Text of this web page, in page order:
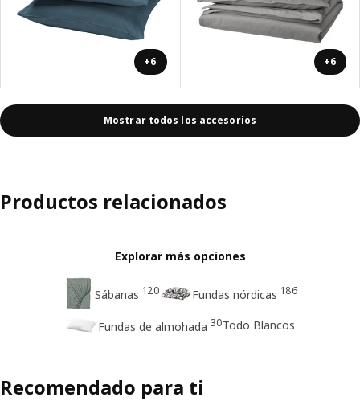
+6 +6
Mostrar todos los accesorios
Productos relacionados
Explorar más opciones
Sábanas 120 Fundas nórdicas 186
Fundas de almohada 30Todo Blancos
Recomendado para ti